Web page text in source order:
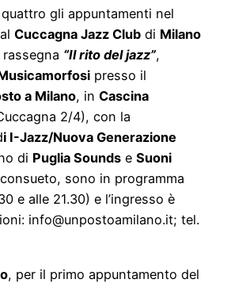
quattro gli appuntamenti nel
al Cuccagna Jazz Club di Milano
rassegna “Il rito del jazz”,
presso il
a Milano, in Cascina
2/4), con la
i I-Jazz/Nuova Generazione
di Puglia Sounds e Suoni
sono in programma
e alle 21.30) e l’ingresso è
info@unpostoamilano.it; tel.
, per il primo appuntamento del